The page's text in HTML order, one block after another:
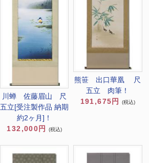
川蝉 佐藤眉山 尺
五立[受注製作品 納期
約2ヶ月]！
132,000円
(税込)
熊笹 出口華凰 尺
五立 肉筆！
191,675円
(税込)